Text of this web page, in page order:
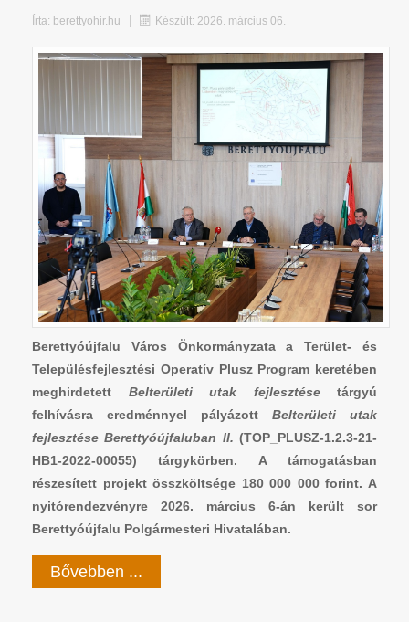
Írta: berettyohir.hu Készült: 2026. március 06.
Berettyóújfalu Város Önkormányzata a Terület- és
Településfejlesztési Operatív Plusz Program keretében
meghirdetett Belterületi utak fejlesztésetárgyú
felhívásra eredménnyel pályázott Belterületi utak
fejlesztése Berettyóújfaluban II. (TOP_PLUSZ-1.2.3-21-
HB1-2022-00055) tárgykörben. A támogatásban
részesített projekt összköltsége 180 000 000 forint. A
nyitórendezvényre 2026. március 6-án került sor
Berettyóújfalu Polgármesteri Hivatalában.
Bővebben ...